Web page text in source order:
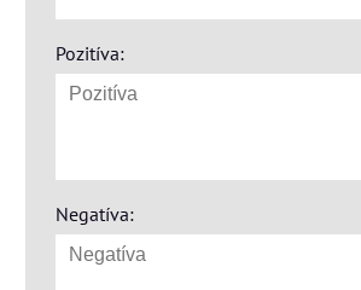
Pozitíva:
Negatíva: